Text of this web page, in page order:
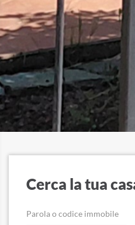
Cerca la tua
Parola o codice immobile